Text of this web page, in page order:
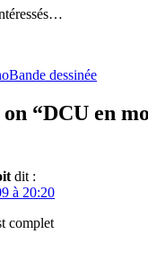
Catégories
Bande dessinée
“DCU en
dit :
à 20:20
complet